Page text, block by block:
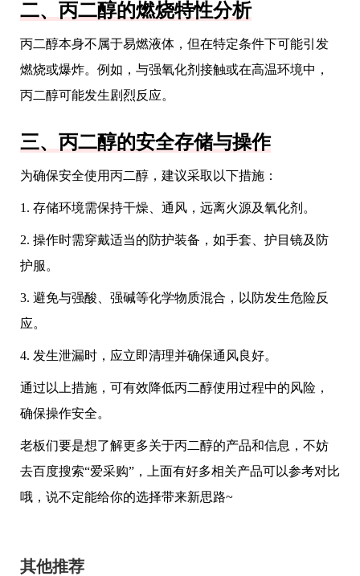
二、丙二醇的燃烧特性分析
丙二醇本身不属于易燃液体，但在特定条件下可能引发
燃烧或爆炸。例如，与强氧化剂接触或在高温环境中，
丙二醇可能发生剧烈反应。
三、丙二醇的安全存储与操作
为确保安全使用丙二醇，建议采取以下措施：
1. 存储环境需保持干燥、通风，远离火源及氧化剂。
2. 操作时需穿戴适当的防护装备，如手套、护目镜及防
护服。
3. 避免与强酸、强碱等化学物质混合，以防发生危险反
应。
4. 发生泄漏时，应立即清理并确保通风良好。
通过以上措施，可有效降低丙二醇使用过程中的风险，
确保操作安全。
老板们要是想了解更多关于丙二醇的产品和信息，不妨
去百度搜索“爱采购”，上面有好多相关产品可以参考对比
哦，说不定能给你的选择带来新思路~
其他推荐